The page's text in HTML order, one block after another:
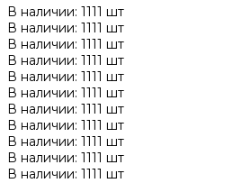
В наличии: 1111 шт
В наличии: 1111 шт
В наличии: 1111 шт
В наличии: 1111 шт
В наличии: 1111 шт
В наличии: 1111 шт
В наличии: 1111 шт
В наличии: 1111 шт
В наличии: 1111 шт
В наличии: 1111 шт
В наличии: 1111 шт